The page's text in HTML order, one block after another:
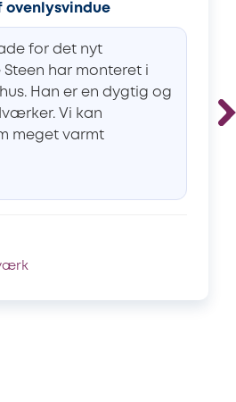
ovenlysvindue
for det nyt
har monteret i
Han er en dygtig og
Vi kan
meget varmt